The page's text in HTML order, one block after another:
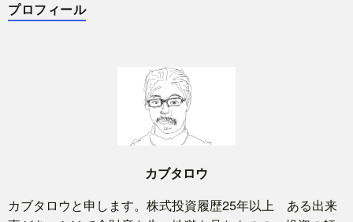
プロフィール
カブタロウ
カブタロウと申します。株式投資履歴25年以上 ある出来